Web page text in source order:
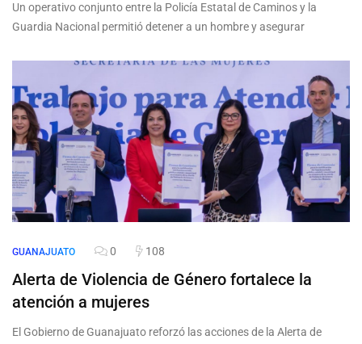
Un operativo conjunto entre la Policía Estatal de Caminos y la
Guardia Nacional permitió detener a un hombre y asegurar
GUANAJUATO 0 108
Alerta de Violencia de Género fortalece la
atención a mujeres
El Gobierno de Guanajuato reforzó las acciones de la Alerta de